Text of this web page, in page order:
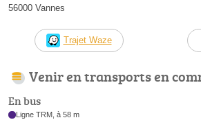
56000 Vannes
Trajet Waze
Venir en transports en
En bus
Ligne TRM, à 58 m